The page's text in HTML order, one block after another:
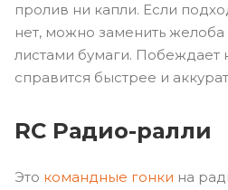
пролив ни капли. Если
нет, можно заменить
листами бумаги. Побеждает
справится быстрее и
RC Радио-ралли
Это командные гонки на